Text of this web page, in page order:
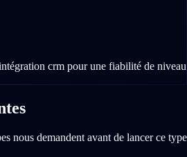
crm pour une fiabilité de niveau
nous demandent avant de lancer ce type